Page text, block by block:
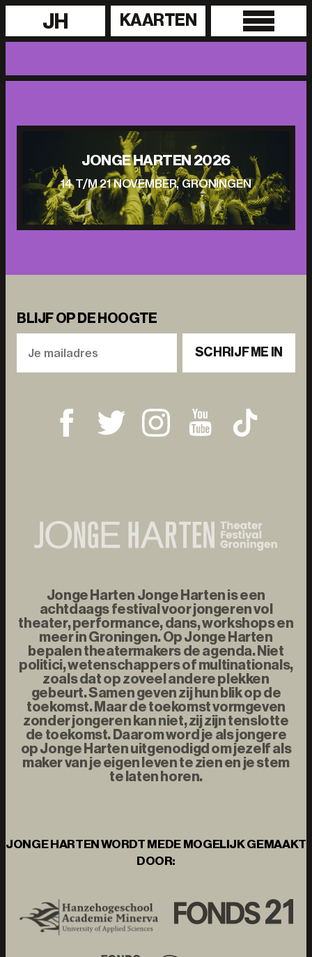
JH KAARTEN
JONGE HARTEN 2026
14 T/M 21 NOVEMBER, GRONINGEN
BLIJF OP DE HOOGTE
SCHRIJF ME IN
Jonge Harten Jonge Harten is een
achtdaags festival voor jongeren vol
theater, performance, dans, workshops en
meer in Groningen. Op Jonge Harten
bepalen theatermakers de agenda. Niet
politici, wetenschappers of multinationals,
zoals dat op zoveel andere plekken
gebeurt. Samen geven zij hun blik op de
toekomst. Maar de toekomst vormgeven
zonder jongeren kan niet, zij zijn tenslotte
de toekomst. Daarom word je als jongere
op Jonge Harten uitgenodigd om jezelf als
maker van je eigen leven te zien en je stem
te laten horen.
JONGE HARTEN WORDT MEDE MOGELIJK GEMAAKT
DOOR: